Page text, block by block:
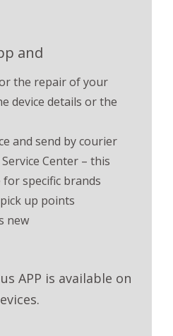
and
the repair of your
device details or the
and send by courier
Center – this
for specific brands
up points
new
APP is available on